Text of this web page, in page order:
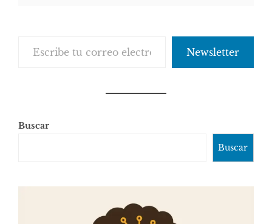
Newsletter
Buscar
Buscar